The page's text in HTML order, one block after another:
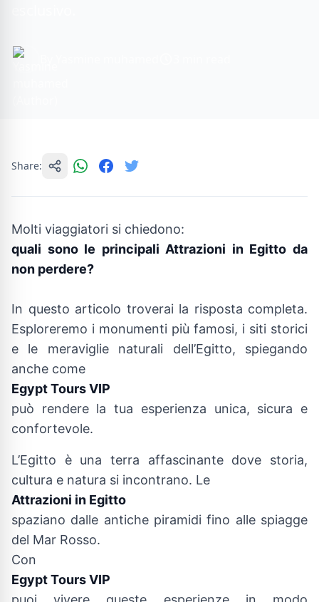
Share:
Molti viaggiatori si chiedono:
quali sono le principali Attrazioni in Egitto da
non perdere?
In questo articolo troverai la risposta completa.
Esploreremo i monumenti più famosi, i siti storici
e le meraviglie naturali dell’Egitto, spiegando
anche come
Egypt Tours VIP
può rendere la tua esperienza unica, sicura e
confortevole.
L’Egitto è una terra affascinante dove storia,
cultura e natura si incontrano. Le
Attrazioni in Egitto
spaziano dalle antiche piramidi fino alle spiagge
del Mar Rosso.
Con
Egypt Tours VIP